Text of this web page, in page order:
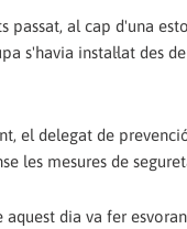
passat, al cap d'una
s'havia instal·lat des
el delegat de
les mesures de
aquest dia va fer